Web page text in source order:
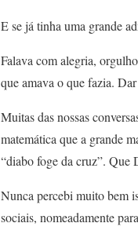
E se já tinha uma grande
Falava com alegria,
que amava o que fazia.
Muitas das nossas
matemática que a grande
“diabo foge da cruz”. Que
Nunca percebi muito bem
sociais, nomeadamente